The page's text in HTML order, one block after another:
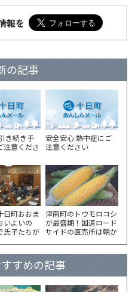
報を
の記事
き続き手
注意くださ
安全安心:熱中症にご
注意ください
日町おおま
いよいの
氏子たちが
津南町のトウモロコシ
が最盛期！国道ロード
サイドの直売所は朝か
すめの記事